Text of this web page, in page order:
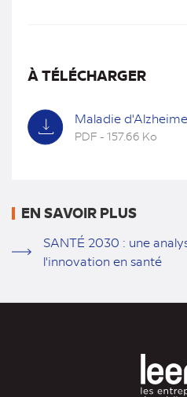
À TÉLÉCHARGER
Maladie
PDF - 157.66 Ko
EN SAVOIR PLUS
SANTÉ 2030 : une
l'innovation en santé